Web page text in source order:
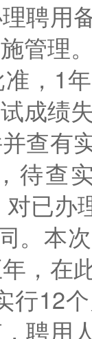
聘用
管理
，1
成绩
查有
待查
对已
。本
，在
行12
聘用